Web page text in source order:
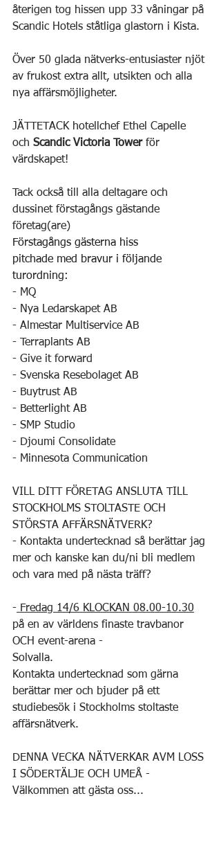
återigen tog hissen upp 33 våningar på
Scandic Hotels ståtliga glastorn i Kista.
Över 50 glada nätverks-entusiaster njöt
av frukost extra allt, utsikten och alla
nya affärsmöjligheter.
JÄTTETACK hotellchef Ethel Capelle
och Scandic Victoria Tower för
värdskapet!
Tack också till alla deltagare och
dussinet förstagångs gästande
företag(are)
Förstagångs gästerna hiss
pitchade med bravur i följande
turordning:
- MQ
- Nya Ledarskapet AB
- Almestar Multiservice AB
- Terraplants AB
- Give it forward
- Svenska Resebolaget AB
- Buytrust AB
- Betterlight AB
- SMP Studio
- Djoumi Consolidate
- Minnesota Communication
VILL DITT FÖRETAG ANSLUTA TILL
STOCKHOLMS STOLTASTE OCH
STÖRSTA AFFÄRSNÄTVERK?
- Kontakta undertecknad så berättar jag
mer och kanske kan du/ni bli medlem
och vara med på nästa träff?
- Fredag 14/6 KLOCKAN 08.00-10.30
på en av världens finaste travbanor
OCH event-arena -
Solvalla.
Kontakta undertecknad som gärna
berättar mer och bjuder på ett
studiebesök i Stockholms stoltaste
affärsnätverk.
DENNA VECKA NÄTVERKAR AVM LOSS
I SÖDERTÄLJE OCH UMEÅ -
Välkommen att gästa oss...